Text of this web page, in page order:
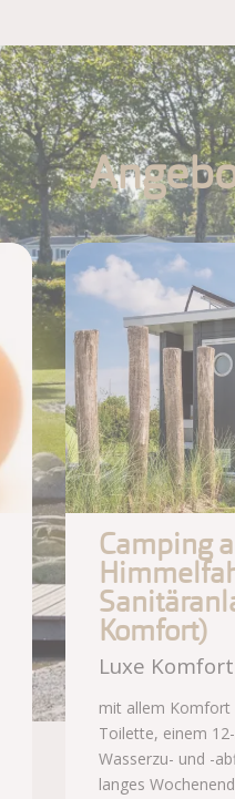
Camping
Komfort)
Luxe
mit allem Komfort
Toilette, einem
Wasserzu- und -
langes